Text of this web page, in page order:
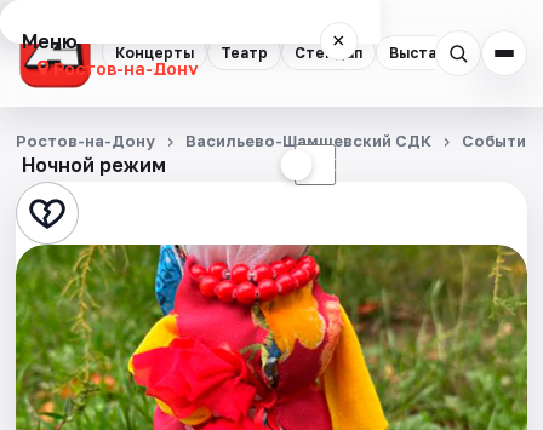
Концерты Театр Стендап Выставки
Меню ×
Ростов-на-Дону
Концерты
Театр
Стендап
Выставки
Квесты
Экскурсии
Ночной режим ☾
Ростов-на-Дону Васильево-Шамшевский СДК События